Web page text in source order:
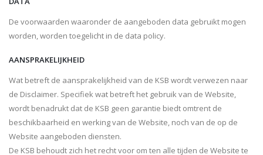
De voorwaarden waaronder de aangeboden data gebruikt mogen
worden, worden toegelicht in de data policy.
AANSPRAKELIJKHEID
Wat betreft de aansprakelijkheid van de KSB wordt verwezen naar
de Disclaimer. Specifiek wat betreft het gebruik van de Website,
wordt benadrukt dat de KSB geen garantie biedt omtrent de
beschikbaarheid en werking van de Website, noch van de op de
Website aangeboden diensten.
De KSB behoudt zich het recht voor om ten alle tijden de Website te